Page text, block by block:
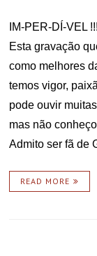
IM-PER-DÍ-VEL
Esta gravação
como melhores
temos vigor,
pode ouvir
mas não
Admito ser fã de
READ MORE